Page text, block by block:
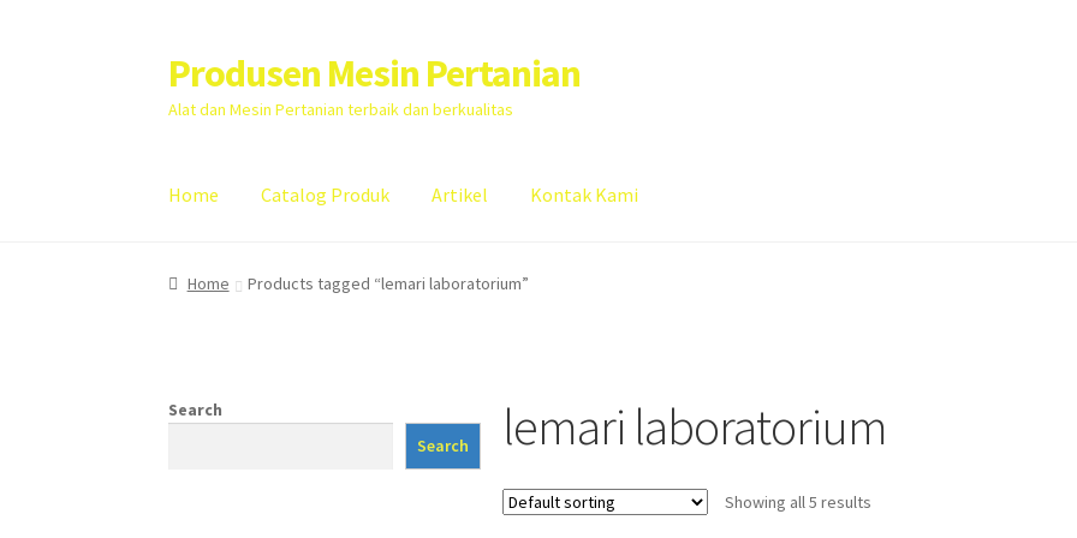
Skip
to
navigation
Skip
to
content
Produsen Mesin Pertanian
Alat dan Mesin Pertanian terbaik dan berkualitas
Home Catalog Produk Artikel Kontak Kami
Home Artikel Cart Checkout Kontak Kami My account
Home Products tagged “lemari laboratorium”
lemari laboratorium
Showing all 5 results
Search
Search